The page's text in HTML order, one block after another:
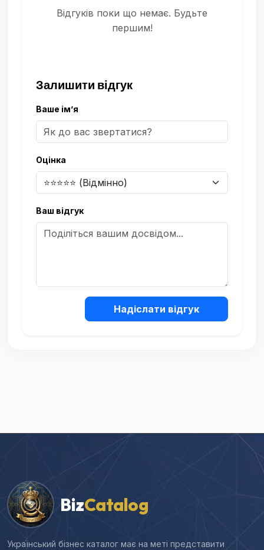
Відгуків поки що немає. Будьте
першим!
Залишити відгук
Ваше ім’я
Оцінка
Ваш відгук
Надіслати відгук
BizCatalog
Український бізнес каталог має на меті представити